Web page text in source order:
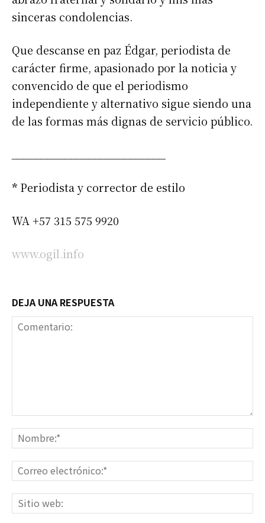
sinceras condolencias.
Que descanse en paz Édgar, periodista de
carácter firme, apasionado por la noticia y
convencido de que el periodismo
independiente y alternativo sigue siendo una
de las formas más dignas de servicio público.
* Periodista y corrector de estilo
WA +57 315 575 9920
www.ogil.info
DEJA UNA RESPUESTA